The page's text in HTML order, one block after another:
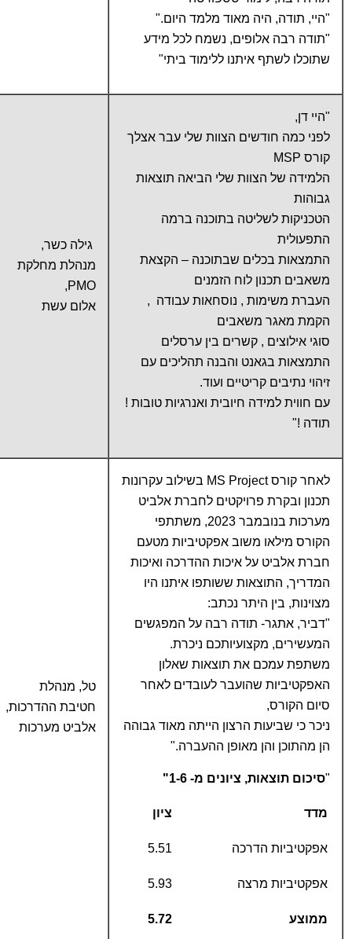
"היי, תודה, היה מאוד מלמד היום."
"תודה רבה אלופים, נשמח לכל מידע
שתוכלו לשתף איתנו ללימוד ביתי"
"היי דן,
לפני כמה חודשים הצוות שלי עבר אצלך
קורס MSP
הלמידה של הצוות שלי הביאה תוצאות
גבוהות
הטכניקות לשליטה בתוכנה ברמה
התפעולית
התמצאות בכלים שבתוכנה – הקצאת
משאבים תכנון לוח הזמנים
העברת משימות , נוסחאות עבודה ,
הקמת מאגר משאבים
סוגי אילוצים , קשרים בין ערסלים
התמצאות בגאנט והבנה תהליכים עם
זיהוי נתיבים קריטיים ועוד.
עם חווית למידה חיובית ואנרגיות טובות !
תודה !"
גילה כשר,
מנהלת מחלקת
PMO,
אלום עשת
לאחר קורס MS Project בשילוב עקרונות
תכנון ובקרת פרויקטים לחברת אלביט
מערכות בנובמבר 2023, משתתפי
הקורס מילאו משוב אפקטיביות מטעם
חברת אלביט על איכות ההדרכה ואיכות
המדריך, התוצאות ששותפו איתנו היו
מצוינות, בין היתר נכתב:
"דביר, אתגר- תודה רבה על המפגשים
המעשירים, מקצועיותכם ניכרת.
משתפת עמכם את תוצאות שאלון
האפקטיביות שהועבר לעובדים לאחר
סיום הקורס,
ניכר כי שביעות הרצון הייתה מאוד גבוהה
הן מהתוכן והן מאופן ההעברה."
"סיכום תוצאות, ציונים מ- 1-6"
מדד ציון
אפקטיביות הדרכה 5.51
אפקטיביות מרצה 5.93
ממוצע 5.72
טל, מנהלת
חטיבת ההדרכות,
אלביט מערכות